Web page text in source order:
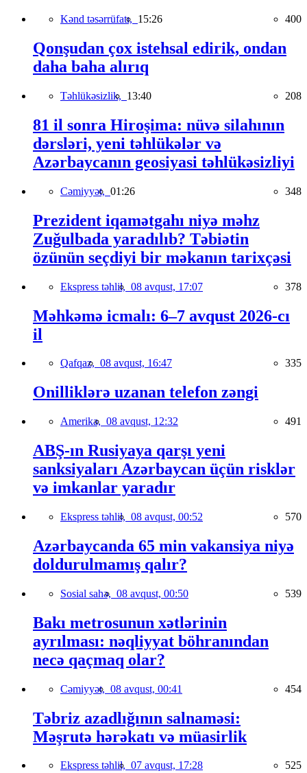
Kənd təsərrüfatı, 15:26 400
Qonşudan çox istehsal edirik, ondan
daha baha alırıq
Təhlükəsizlik, 13:40 208
81 il sonra Hiroşima: nüvə silahının
dərsləri, yeni təhlükələr və
Azərbaycanın geosiyasi təhlükəsizliyi
Cəmiyyət, 01:26 348
Prezident iqamətgahı niyə məhz
Zuğulbada yaradılıb? Təbiətin
özünün seçdiyi bir məkanın tarixçəsi
Ekspress təhlil, 08 avqust, 17:07 378
Məhkəmə icmalı: 6–7 avqust 2026-cı
il
Qafqaz, 08 avqust, 16:47 335
Onilliklərə uzanan telefon zəngi
Amerika, 08 avqust, 12:32 491
ABŞ-ın Rusiyaya qarşı yeni
sanksiyaları Azərbaycan üçün risklər
və imkanlar yaradır
Ekspress təhlil, 08 avqust, 00:52 570
Azərbaycanda 65 min vakansiya niyə
doldurulmamış qalır?
Sosial sahə, 08 avqust, 00:50 539
Bakı metrosunun xətlərinin
ayrılması: nəqliyyat böhranından
necə qaçmaq olar?
Cəmiyyət, 08 avqust, 00:41 454
Təbriz azadlığının salnaməsi:
Məşrutə hərəkatı və müasirlik
Ekspress təhlil, 07 avqust, 17:28 525